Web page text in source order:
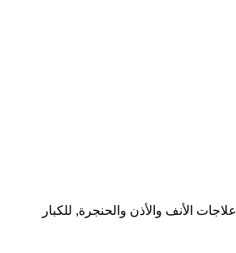
علاجات الأنف والأذن والحنجرة, للكبار